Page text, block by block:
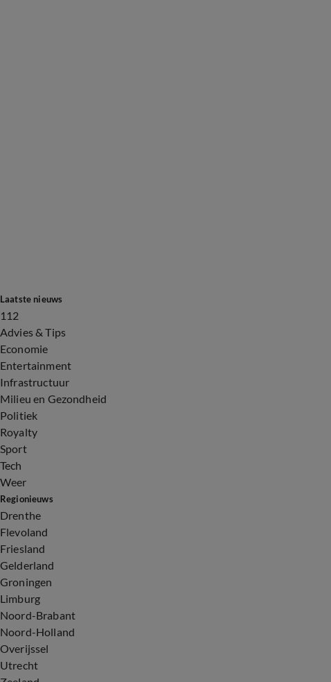
Laatste nieuws
112
Advies & Tips
Economie
Entertainment
Infrastructuur
Milieu en Gezondheid
Politiek
Royalty
Sport
Tech
Weer
Regionieuws
Drenthe
Flevoland
Friesland
Gelderland
Groningen
Limburg
Noord-Brabant
Noord-Holland
Overijssel
Utrecht